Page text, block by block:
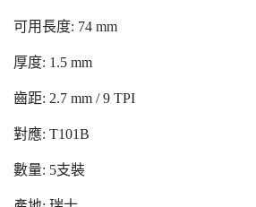
可用長度: 74 mm
厚度: 1.5 mm
齒距: 2.7 mm / 9 TPI
對應: T101B
數量: 5支裝